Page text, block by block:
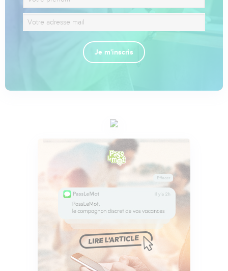
Je m'inscris